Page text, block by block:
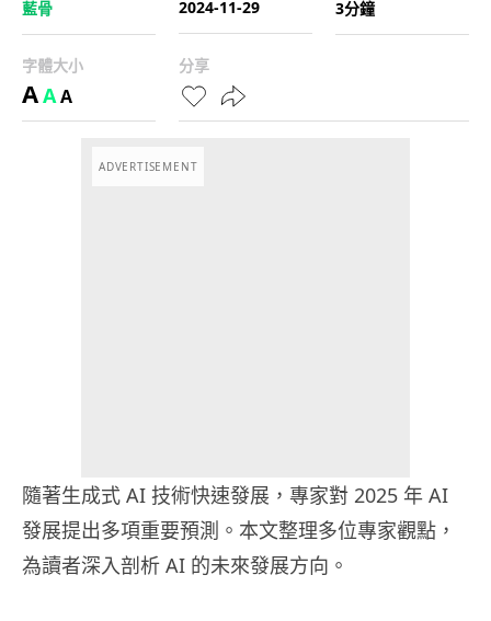
藍骨
2024-11-29
3分鐘
字體大小
AAA
分享
ADVERTISEMENT
隨著生成式 AI 技術快速發展，專家對 2025 年 AI
發展提出多項重要預測。本文整理多位專家觀點，
為讀者深入剖析 AI 的未來發展方向。